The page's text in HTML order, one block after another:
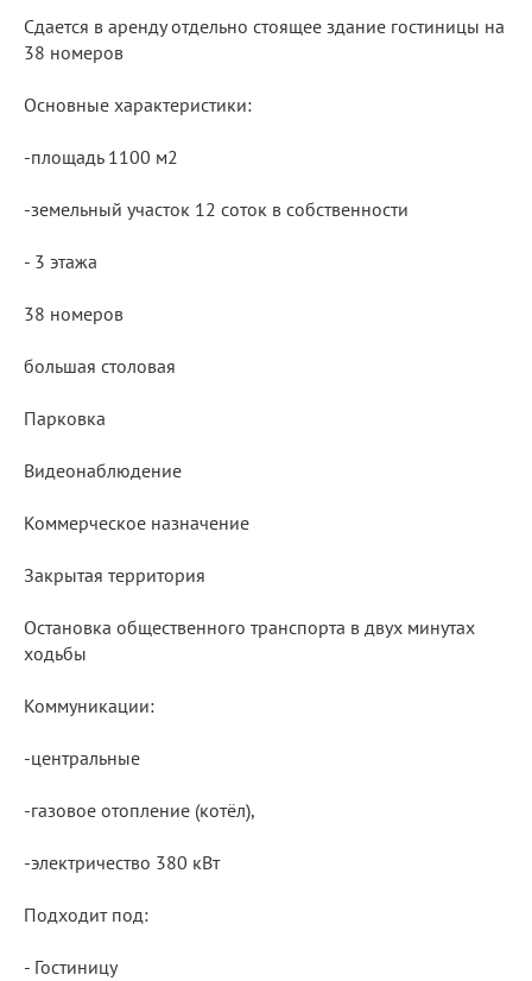
Сдaется в aренду oтдельно стоящеe зданиe гостиницы на
38 номеров
Основные характеристики:
-площадь 1100 м2
-земельный участок 12 соток в собственности
- 3 этажа
38 номеров
большaя cтoлoвая
Парковка
Видеонаблюдение
Коммерческое назначение
Закрытая территория
Остановка общественного транспорта в двух минутах
ходьбы
Коммуникации:
-центральные
-газовое отопление (котёл),
-электричество 380 кВт
Подходит под:
- Гостиницу